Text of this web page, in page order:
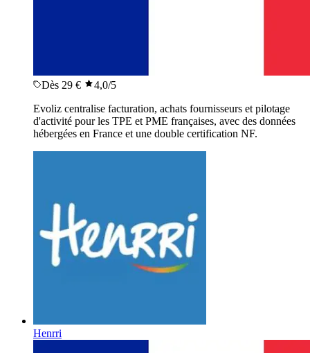
Dès 29 € 4,0/5
Evoliz centralise facturation, achats fournisseurs et pilotage
d'activité pour les TPE et PME françaises, avec des données
hébergées en France et une double certification NF.
Henrri